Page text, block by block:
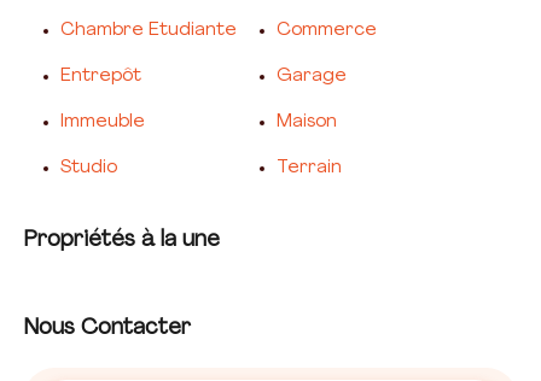
Chambre Etudiante Commerce
Entrepôt Garage
Immeuble Maison
Studio Terrain
Propriétés à la une
Nous Contacter